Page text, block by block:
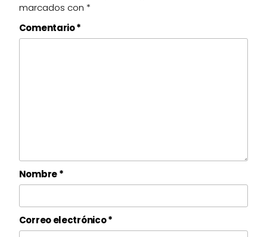
marcados con *
Comentario*
Nombre*
Correo electrónico*